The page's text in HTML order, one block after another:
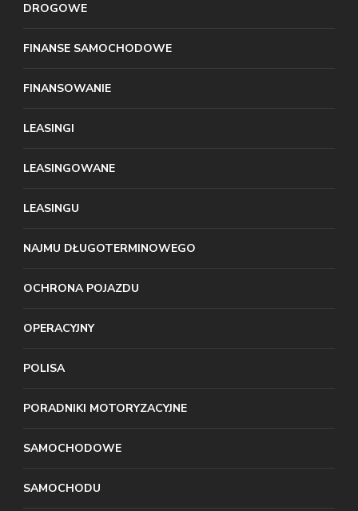
DROGOWE
FINANSE SAMOCHODOWE
FINANSOWANIE
LEASINGI
LEASINGOWANE
LEASINGU
NAJMU DŁUGOTERMINOWEGO
OCHRONA POJAZDU
OPERACYJNY
POLISA
PORADNIKI MOTORYZACYJNE
SAMOCHODOWE
SAMOCHODU